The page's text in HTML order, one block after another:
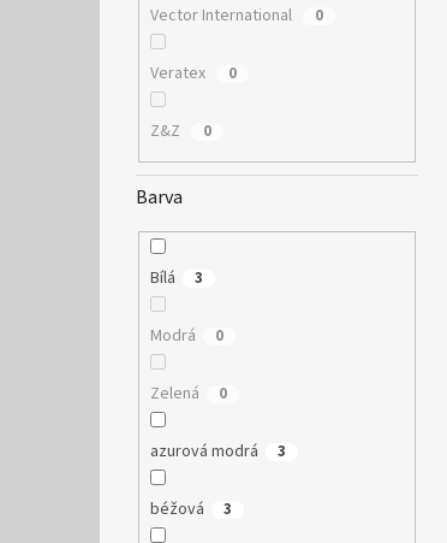
Vector International 0
Veratex 0
Z&Z 0
Barva
Bílá 3
Modrá 0
Zelená 0
azurová modrá 3
béžová 3